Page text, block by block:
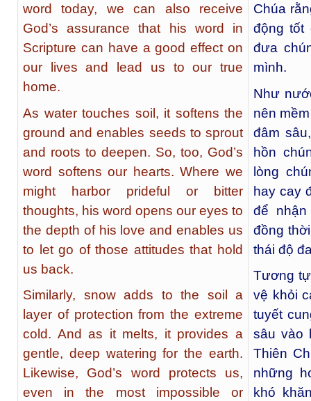
word today, we can also receive
God’s assurance that his word in
Scripture can have a good effect on
our lives and lead us to our true
home.
As water touches soil, it softens the
ground and enables seeds to sprout
and roots to deepen. So, too, God’s
word softens our hearts. Where we
might harbor prideful or bitter
thoughts, his word opens our eyes to
the depth of his love and enables us
to let go of those attitudes that hold
us back.
Similarly, snow adds to the soil a
layer of protection from the extreme
cold. And as it melts, it provides a
gentle, deep watering for the earth.
Likewise, God’s word protects us,
even in the most impossible or
Chúa
động tốt
đưa
mình.
Như
nên
đâm
hồn
lòng
hay cay
để
đồng
thái độ
Tương
vệ khỏi
tuyết
sâu vào
Thiên
những
khó